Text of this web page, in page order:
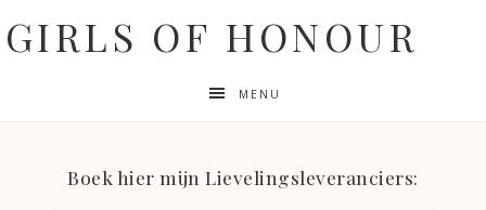
GIRLS OF HONOUR
MENU
Boek hier mijn Lievelingsleveranciers: